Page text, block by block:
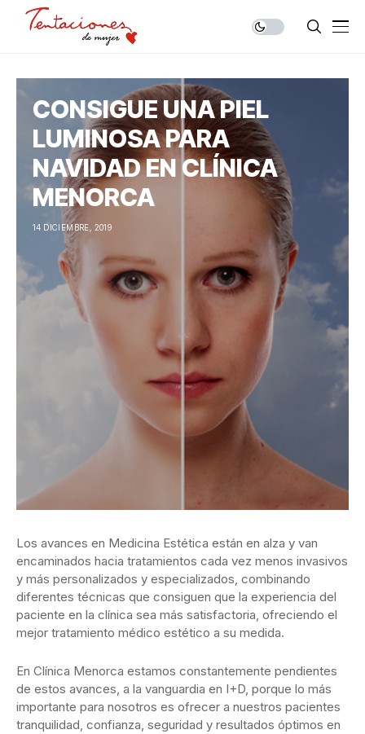
CONSIGUE UNA PIEL
LUMINOSA PARA
NAVIDAD EN CLÍNICA
MENORCA
14 DICIEMBRE, 2019
Los avances en Medicina Estética están en alza y van
encaminados hacia tratamientos cada vez menos invasivos
y más personalizados y especializados, combinando
diferentes técnicas que consiguen que la experiencia del
paciente en la clínica sea más satisfactoria, ofreciendo el
mejor tratamiento médico estético a su medida.
En Clínica Menorca estamos constantemente pendientes
de estos avances, a la vanguardia en I+D, porque lo más
importante para nosotros es ofrecer a nuestros pacientes
tranquilidad, confianza, seguridad y resultados óptimos en